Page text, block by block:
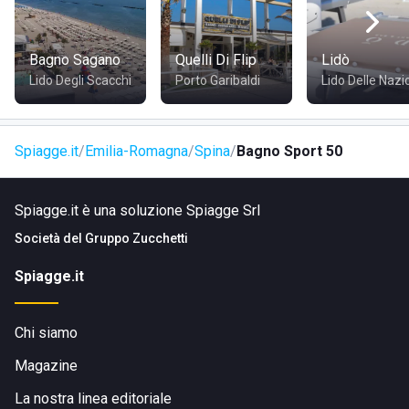
Campo da basket
Campo da calcio
Tavoli da ping pong
Ristorante
RISTORAZIONE
spiaggia e propone una cucina di mare con ingredienti
freschi e piatti ispirati alla tradizione locale. La struttura
rilassato, pensato per fermarsi a pranzo o per una pausa
sul mare.
DOVE SI TROVA
Bagno Sagano
Lido Degli Scacchi
Quelli Di Flip
Porto Garibaldi
Lidò
Lido Delle
Spiagge.it Emilia-Romagna Spina Bagno Sport 50
Spiagge.it è una soluzione Spiagge Srl
Società del Gruppo Zucchetti
Spiagge.it
Chi siamo
Magazine
La nostra linea editoriale